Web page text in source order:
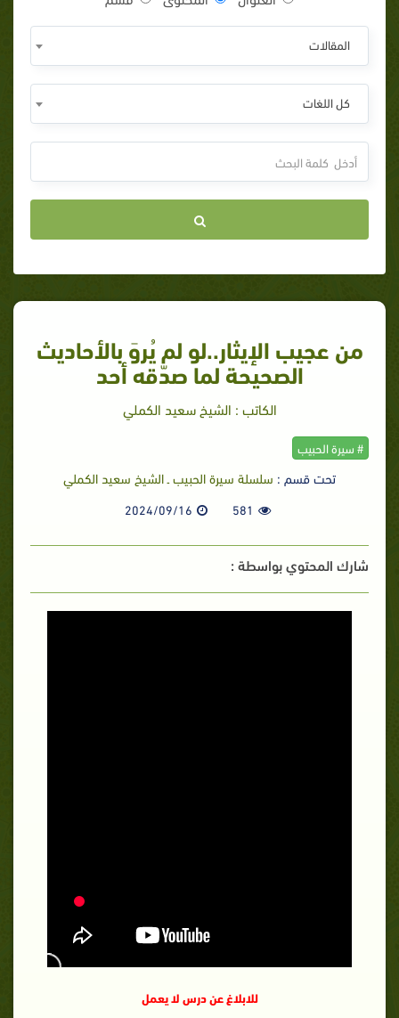
المقالات
كل اللغات
من عجيب الإيثار..لو لم يُروَ بالأحاديث
الصحيحة لما صدّقه أحد
الكاتب : الشيخ سعيد الكملي
# سيرة الحبيب
تحت قسم : سلسلة سيرة الحبيب ـ الشيخ سعيد الكملي
581
2024/09/16
شارك المحتوي بواسطة :
للابلاغ عن درس لا يعمل